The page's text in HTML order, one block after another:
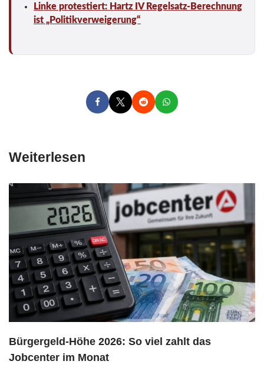
Linke protestiert: Hartz IV Regelsatz-Berechnung
ist „Politikverweigerung“
Weiterlesen
Bürgergeld-Höhe 2026: So viel zahlt das
Jobcenter im Monat